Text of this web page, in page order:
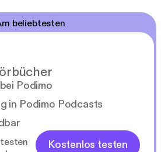
beliebtesten
Podimo
in Podimo Podcasts
Kostenlos testen